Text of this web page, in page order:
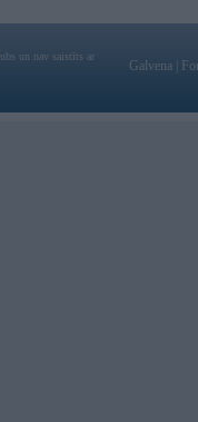
un nav saistīts ar
Galvena